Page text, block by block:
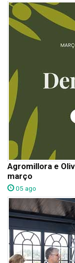
Agromillora e
março
05 ago